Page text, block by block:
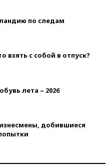
по следам
с собой в отпуск?
лета – 2026
добившиеся